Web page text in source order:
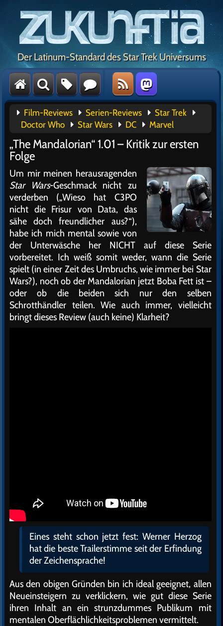
Der Latinum-Standard des Star Trek Universums
Film-Reviews Serien-Reviews
Star Trek
Doctor Who
Star Wars DC Marvel
„The Mandalorian“ 1.01 – Kritik zur ersten
Folge
Um mir meinen herausragenden
Star Wars-Geschmack nicht zu
verderben („Wieso hat C3PO
nicht die Frisur von Data, das
sähe doch freundlicher aus?“),
habe ich mich mental sowie von
der Unterwäsche her NICHT auf diese Serie
vorbereitet. Ich weiß somit weder, wann die Serie
spielt (in einer Zeit des Umbruchs, wie immer bei Star
Wars?), noch ob der Mandalorian jetzt Boba Fett ist –
oder ob die beiden sich nur den selben
Schrotthändler teilen. Wie auch immer, vielleicht
bringt dieses Review (auch keine) Klarheit?
Eines steht schon jetzt fest: Werner Herzog
hat die beste Trailerstimme seit der Erfindung
der Zeichensprache!
Aus den obigen Gründen bin ich ideal geeignet, allen
Neueinsteigern zu verklickern, wie gut diese Serie
ihren Inhalt an ein strunzdummes Publikum mit
mentalen Oberflächlichkeitsproblemen vermittelt.